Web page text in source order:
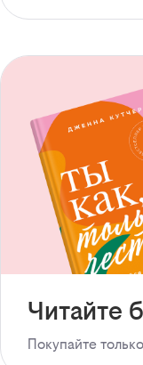
с
Читайте
Покупайте